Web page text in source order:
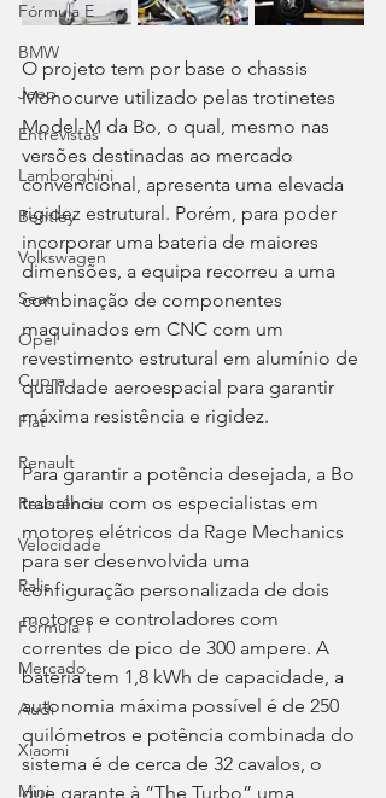
Fórmula E
BMW
Jeep
Entrevistas
Lamborghini
Bentley
Volkswagen
Seat
Opel
Cupra
Fiat
Renault
Resistência
Velocidade
Ralis
Fórmula 1
Mercado
Audi
Xiaomi
Mini
O projeto tem por base o chassis
Monocurve utilizado pelas trotinetes
Model-M da Bo, o qual, mesmo nas
versões destinadas ao mercado
convencional, apresenta uma elevada
rigidez estrutural. Porém, para poder
incorporar uma bateria de maiores
dimensões, a equipa recorreu a uma
combinação de componentes
maquinados em CNC com um
revestimento estrutural em alumínio de
qualidade aeroespacial para garantir
máxima resistência e rigidez.
Para garantir a potência desejada, a Bo
trabalhou com os especialistas em
motores elétricos da Rage Mechanics
para ser desenvolvida uma
configuração personalizada de dois
motores e controladores com
correntes de pico de 300 ampere. A
bateria tem 1,8 kWh de capacidade, a
autonomia máxima possível é de 250
quilómetros e potência combinada do
sistema é de cerca de 32 cavalos, o
que garante à “The Turbo” uma